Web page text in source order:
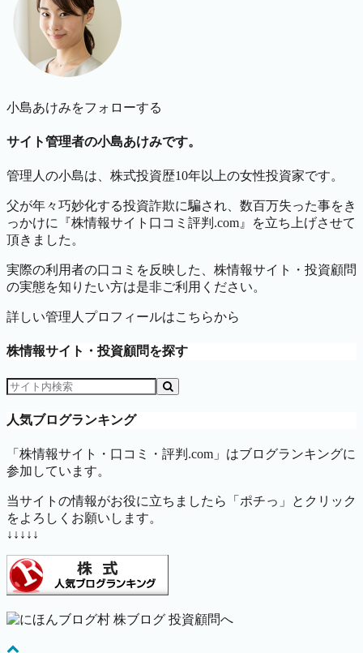
小島あけみをフォローする
サイト管理者の小島あけみです。
管理人の小島は、株式投資歴10年以上の女性投資家です。
父が年々巧妙化する投資詐欺に騙され、数百万失った事をき
っかけに『株情報サイト口コミ評判.com』を立ち上げさせて
頂きました。
実際の利用者の口コミを反映した、株情報サイト・投資顧問
の実態を知りたい方は是非ご利用ください。
詳しい管理人プロフィールはこちらから
株情報サイト・投資顧問を探す
人気ブログランキング
「株情報サイト・口コミ・評判.com」はブログランキングに
参加しています。
当サイトの情報がお役に立ちましたら「ポチっ」とクリック
をよろしくお願いします。
↓↓↓↓↓